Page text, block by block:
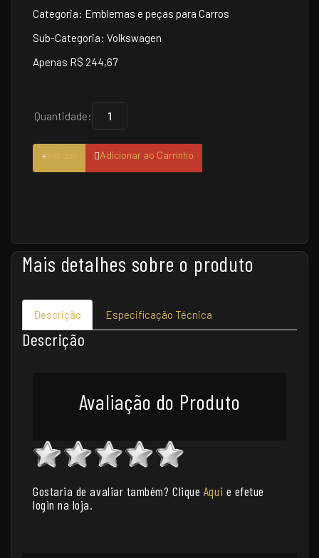
Categoria: Emblemas e peças para Carros
Sub-Categoria: Volkswagen
Apenas R$ 244,67
Quantidade:
Adicionar ao Carrinho
Mais detalhes sobre o produto
Descrição Especificação Técnica
Descrição
Avaliação do Produto
Gostaria de avaliar também? Clique Aqui e efetue
login na loja.